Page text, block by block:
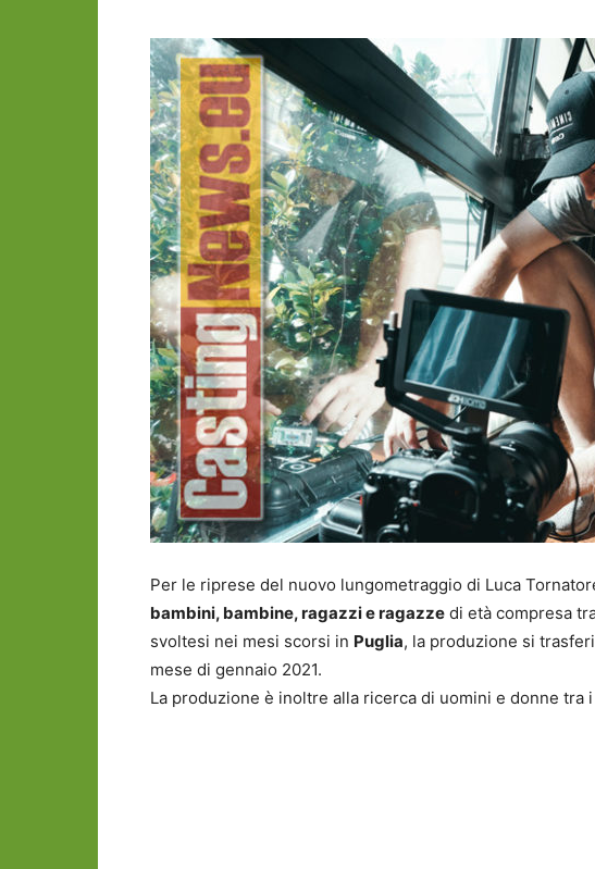
Per le riprese del nuovo lungometraggio di Luca
bambini, bambine, ragazzi e ragazze di età compresa
svoltesi nei mesi scorsi in Puglia, la produzione si
mese di gennaio 2021.
La produzione è inoltre alla ricerca di uomini e donne tra